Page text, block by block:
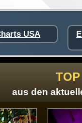
USA
aus den